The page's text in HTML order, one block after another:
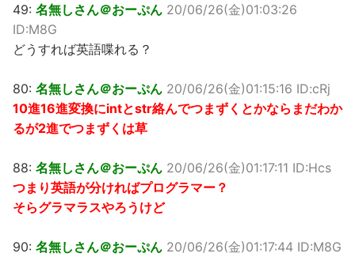
49: 名無しさん＠おーぷん 20/06/26(金)01:03:26
ID:M8G
どうすれば英語喋れる？
80: 名無しさん＠おーぷん 20/06/26(金)01:15:16 ID:cRj
10進16進変換にintとstr絡んでつまずくとかならまだわか
るが2進でつまずくは草
88: 名無しさん＠おーぷん 20/06/26(金)01:17:11 ID:Hcs
つまり英語が分ければプログラマー？
そらグラマラスやろうけど
90: 名無しさん＠おーぷん 20/06/26(金)01:17:44 ID:M8G